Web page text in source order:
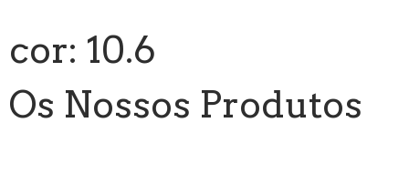
cor: 10.6
Os Nossos Produtos